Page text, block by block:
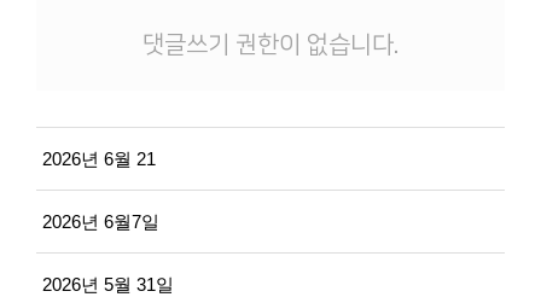
댓글쓰기 권한이 없습니다.
2026년 6월 21
2026년 6월7일
2026년 5월 31일